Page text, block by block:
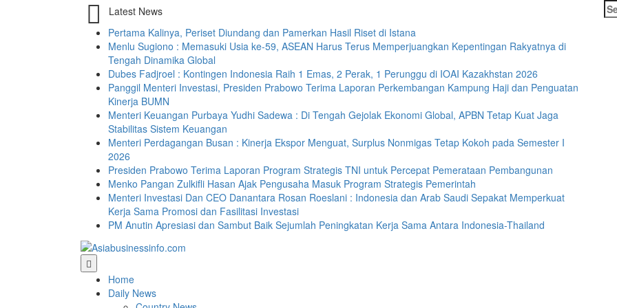
Latest News
Pertama Kalinya, Periset Diundang dan Pamerkan Hasil Riset di Istana
Menlu Sugiono : Memasuki Usia ke-59, ASEAN Harus Terus Memperjuangkan Kepentingan Rakyatnya di
Tengah Dinamika Global
Dubes Fadjroel : Kontingen Indonesia Raih 1 Emas, 2 Perak, 1 Perunggu di IOAI Kazakhstan 2026
Panggil Menteri Investasi, Presiden Prabowo Terima Laporan Perkembangan Kampung Haji dan Penguatan
Kinerja BUMN
Menteri Keuangan Purbaya Yudhi Sadewa : Di Tengah Gejolak Ekonomi Global, APBN Tetap Kuat Jaga
Stabilitas Sistem Keuangan
Menteri Perdagangan Busan : Kinerja Ekspor Menguat, Surplus Nonmigas Tetap Kokoh pada Semester I
2026
Presiden Prabowo Terima Laporan Program Strategis TNI untuk Percepat Pemerataan Pembangunan
Menko Pangan Zulkifli Hasan Ajak Pengusaha Masuk Program Strategis Pemerintah
Menteri Investasi Dan CEO Danantara Rosan Roeslani : Indonesia dan Arab Saudi Sepakat Memperkuat
Kerja Sama Promosi dan Fasilitasi Investasi
PM Anutin Apresiasi dan Sambut Baik Sejumlah Peningkatan Kerja Sama Antara Indonesia-Thailand
Home
Daily News